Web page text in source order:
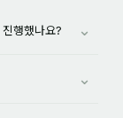
행했나요? ⌄
⌄